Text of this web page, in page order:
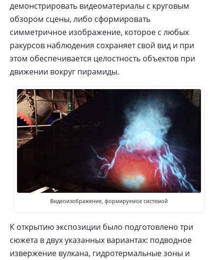
демонстрировать видеоматериалы с круговым
обзором сцены, либо сформировать
симметричное изображение, которое с любых
ракурсов наблюдения сохраняет свой вид и при
этом обеспечивается целостность объектов при
движении вокруг пирамиды.
Видеоизображение, формируемое системой
К открытию экспозиции было подготовлено три
сюжета в двух указанных вариантах: подводное
извержение вулкана, гидротермальные зоны и